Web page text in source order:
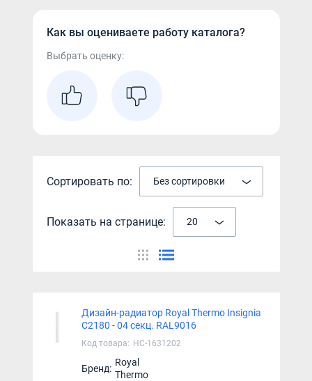
Как вы оцениваете работу каталога?
Выбрать оценку:
Сортировать по: Без сортировки
Показать на странице: 20
Дизайн-радиатор Royal Thermo Insignia
C2180 - 04 секц. RAL9016
Код товара: НС-1631202
Бренд:
Royal
Thermo